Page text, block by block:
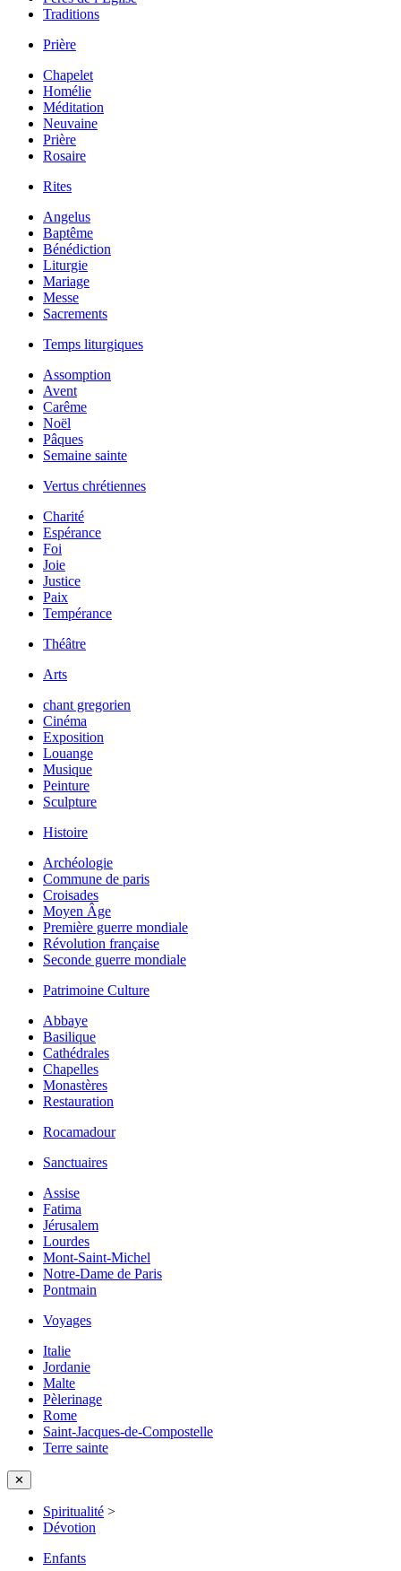
Traditions
Prière
Chapelet
Homélie
Méditation
Neuvaine
Prière
Rosaire
Rites
Angelus
Baptême
Bénédiction
Liturgie
Mariage
Messe
Sacrements
Temps liturgiques
Assomption
Avent
Carême
Noël
Pâques
Semaine sainte
Vertus chrétiennes
Charité
Espérance
Foi
Joie
Justice
Paix
Tempérance
Théâtre
Arts
chant gregorien
Cinéma
Exposition
Louange
Musique
Peinture
Sculpture
Histoire
Archéologie
Commune de paris
Croisades
Moyen Âge
Première guerre mondiale
Révolution française
Seconde guerre mondiale
Patrimoine Culture
Abbaye
Basilique
Cathédrales
Chapelles
Monastères
Restauration
Rocamadour
Sanctuaires
Assise
Fatima
Jérusalem
Lourdes
Mont-Saint-Michel
Notre-Dame de Paris
Pontmain
Voyages
Italie
Jordanie
Malte
Pèlerinage
Rome
Saint-Jacques-de-Compostelle
Terre sainte
✕
Spiritualité >
Dévotion
Enfants